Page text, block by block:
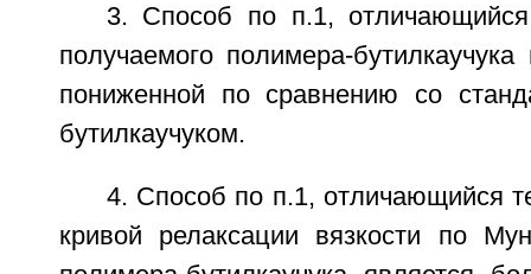
3. Способ по п.1, отличающийся
получаемого полимера-
пониженной по сравнению со
бутилкаучуком.
4. Способ по п.1, отличающийся
кривой релаксации вязкости по